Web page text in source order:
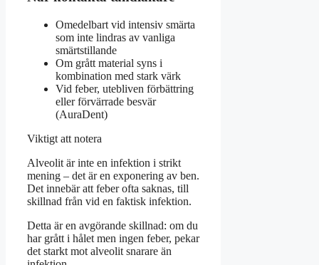
Omedelbart vid intensiv smärta
som inte lindras av vanliga
smärtstillande
Om grått material syns i
kombination med stark värk
Vid feber, utebliven förbättring
eller förvärrade besvär
(AuraDent)
Viktigt att notera
Alveolit är inte en infektion i strikt
mening – det är en exponering av ben.
Det innebär att feber ofta saknas, till
skillnad från vid en faktisk infektion.
Detta är en avgörande skillnad: om du
har grått i hålet men ingen feber, pekar
det starkt mot alveolit snarare än